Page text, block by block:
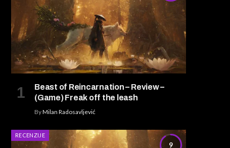
Beast of Reincarnation – Review –
(Game) Freak off the leash
ByMilan Radosavljević
9
RECENZIJE